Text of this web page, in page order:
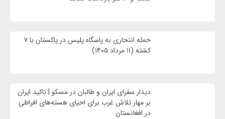
حمله انتحاری به پاسگاه پلیس در پاکستان با ۷
کشته (۱۱ مرداد ۱۴۰۵)
دیدار سفرای ایران و طالبان در مسکو | تاکید ایران
بر مهار تلاش‌ غرب برای احیای هسته‌های افراطی
در افغانستان